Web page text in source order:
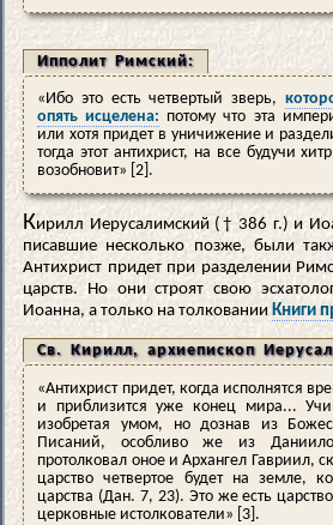
Ипполит Римский:
«Ибо это есть четвертый зверь,
опять исцелена: потому что эта
или хотя придет в уничижение и
тогда этот антихрист, на все будучи
возобновит» [2].
Кирилл Иерусалимский († 386 г.) и
писавшие несколько позже, были
Антихрист придет при разделении
царств. Но они строят свою
Иоанна, а только на толковании Книги
Св. Кирилл, архиепископ
«Антихрист придет, когда исполнятся
и приблизится уже конец мира...
изобретая умом, но дознав из
Писаний, особливо же из
протолковал оное и Архангел Гавриил,
царство четвертое будет на земле,
царства (Дан. 7, 23). Это же есть
церковные истолкователи» [3].